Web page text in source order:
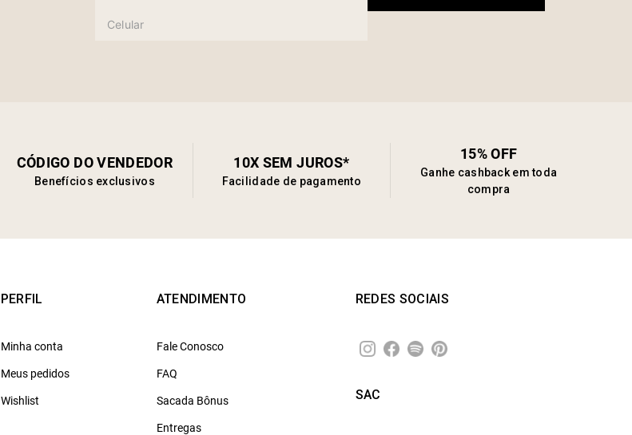
CÓDIGO DO VENDEDOR
Benefícios exclusivos
10X SEM JUROS*
Facilidade de pagamento
15% OFF
Ganhe cashback em toda
compra
PERFIL
Minha conta
Meus pedidos
Wishlist
ATENDIMENTO
Fale Conosco
FAQ
Sacada Bônus
Entregas
REDES SOCIAIS
SAC